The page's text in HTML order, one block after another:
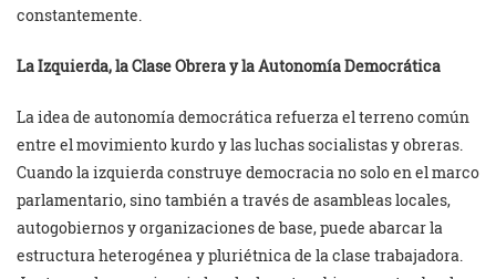
constantemente.
La Izquierda, la Clase Obrera y la Autonomía Democrática
La idea de autonomía democrática refuerza el terreno común
entre el movimiento kurdo y las luchas socialistas y obreras.
Cuando la izquierda construye democracia no solo en el marco
parlamentario, sino también a través de asambleas locales,
autogobiernos y organizaciones de base, puede abarcar la
estructura heterogénea y pluriétnica de la clase trabajadora.